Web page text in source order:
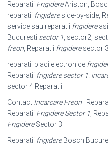
Reparatii FrigidereAriston,
reparatii frigidereside-by-side,
service sau reparatii frigidere
Bucuresti sector 1 , sector2,
freon , Reparatii frigideresector
reparatii placi electronice
Reparatii frigidere sector 1
sector 4 Reparatii
Contact Incarcare Freon |
Reparatii Frigidere Sector 1;
FrigidereSector 3
Reparatii frigidereBosch